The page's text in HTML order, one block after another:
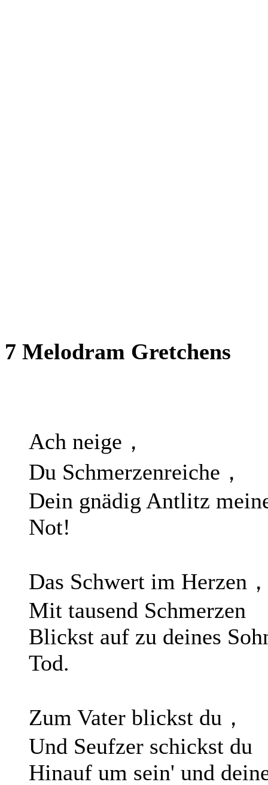
7 Melodram Gretchens
Ach neige，
Du Schmerzenreiche，
Dein gnädig Antlitz
Not!
Das Schwert im Herzen
Mit tausend Schmerzen
Blickst auf zu deines
Tod.
Zum Vater blickst du，
Und Seufzer schickst du
Hinauf um sein' und